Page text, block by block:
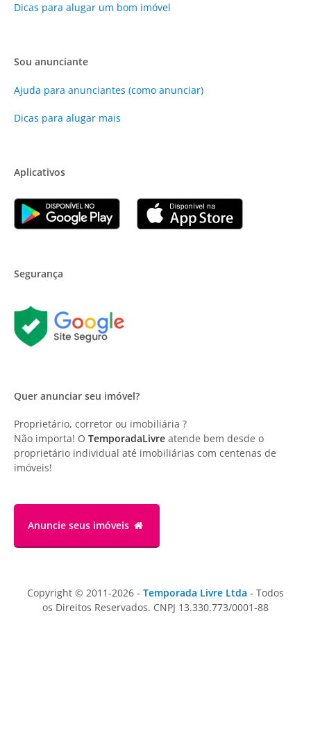
Dicas para alugar um bom imóvel
Sou anunciante
Ajuda para anunciantes (como anunciar)
Dicas para alugar mais
Aplicativos
Segurança
Quer anunciar seu imóvel?
Proprietário, corretor ou imobiliária ?
Não importa! O TemporadaLivre atende bem desde o
proprietário individual até imobiliárias com centenas de
imóveis!
Anuncie seus imóveis
Copyright © 2011-2026 - Temporada Livre Ltda - Todos
os Direitos Reservados. CNPJ 13.330.773/0001-88